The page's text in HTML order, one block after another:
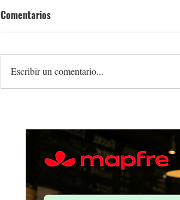
Pan Pepín y EntrePanas se unen para
presentar nuevo Pan de Pana gluten-
Comentarios
Escribir un comentario...